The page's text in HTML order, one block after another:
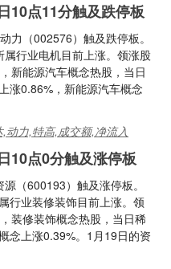
10点11分触及跌停板
力（002576）触及跌停板。
行业电机目前上涨。领涨股
新能源汽车概念热股，当日
涨0.86%，新能源汽车概念
动力,特高,成交额,净流入
10点0分触及涨停板
（600193）触及涨停板。
行业装修装饰目前上涨。领
装修装饰概念热股，当日稀
念上涨0.39%。1月19日的资